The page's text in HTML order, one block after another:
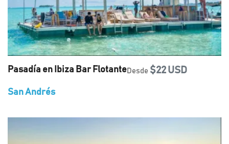
Pasadía en Ibiza Bar FlotanteDesde $22 USD
San Andrés